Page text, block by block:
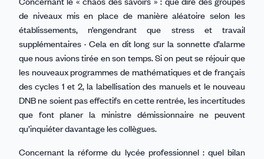
de niveaux mis en place de manière aléatoire selon les
établissements, n’engendrant que stress et travail
supplémentaires · Cela en dit long sur la sonnette d’alarme
que nous avions tirée en son temps. Si on peut se réjouir que
les nouveaux programmes de mathématiques et de français
des cycles 1 et 2, la labellisation des manuels et le nouveau
DNB ne soient pas effectifs en cette rentrée, les incertitudes
que font planer la ministre démissionnaire ne peuvent
qu’inquiéter davantage les collègues.
Concernant la réforme du lycée professionnel : quel bilan